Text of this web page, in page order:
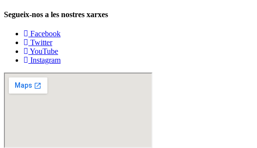
Segueix-nos a les nostres xarxes
Facebook
Twitter
YouTube
Instagram